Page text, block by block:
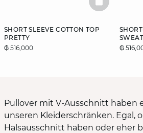
SHORT SLEEVE COTTON TOP
PRETTY
₲ 516,000
BASKETFULL
₲
Pullover mit V-Ausschnitt haben
unseren Kleiderschränken. Egal,
Halsausschnitt haben oder eher